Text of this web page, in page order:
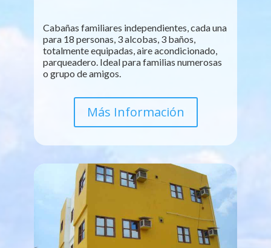
Cabañas familiares independientes, cada una
para 18 personas, 3 alcobas, 3 baños,
totalmente equipadas, aire acondicionado,
parqueadero. Ideal para familias numerosas
o grupo de amigos.
Más Información